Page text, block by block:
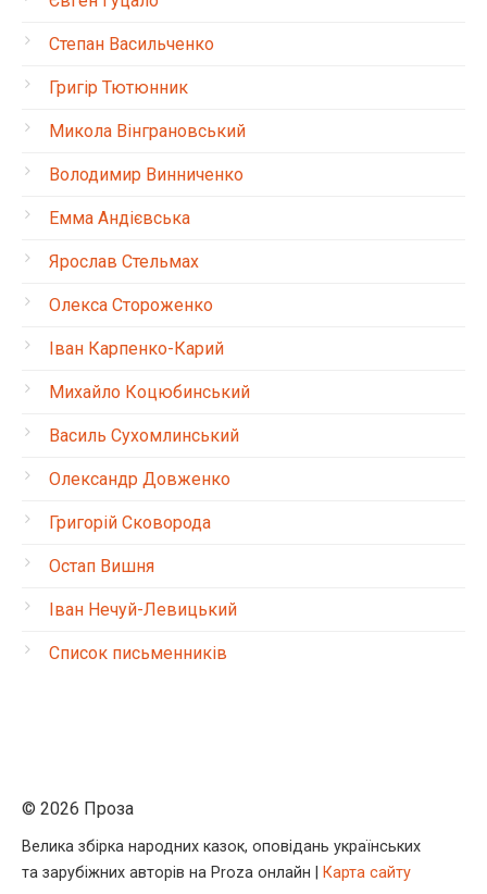
Степан Васильченко
Григір Тютюнник
Микола Вінграновський
Володимир Винниченко
Емма Андієвська
Ярослав Стельмах
Олекса Стороженко
Іван Карпенко-Карий
Михайло Коцюбинський
Василь Сухомлинський
Олександр Довженко
Григорій Сковорода
Остап Вишня
Іван Нечуй-Левицький
Список письменників
© 2026 Проза
Велика збірка народних казок, оповідань українських
та зарубіжних авторів на Proza онлайн |
Карта сайту